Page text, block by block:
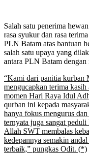
Salah satu penerima
rasa syukur dan rasa
PLN Batam atas bantuan
salah satu upaya yang
antara PLN Batam dengan
“Kami dari panitia kurban
mengucapkan terima
momen Hari Raya Idul
qurban ini kepada
hanya fokus mengurus
ternyata juga sangat
Allah SWT membalas
kedepannya semakin
terbaik,” pungkas Odit. (*)